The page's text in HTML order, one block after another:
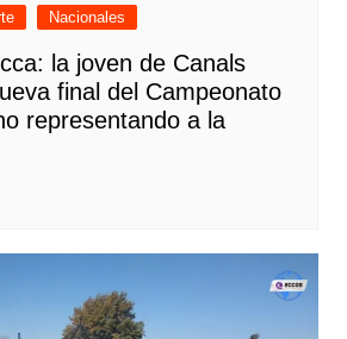
Nacionales
la joven de Canals
final del Campeonato
representando a la